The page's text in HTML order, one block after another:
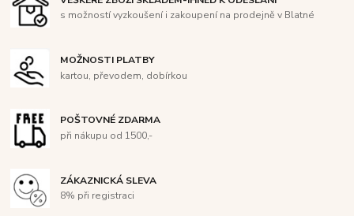
s možností vyzkoušení i zakoupení na prodejně v Blatné
MOŽNOSTI PLATBY
kartou, převodem, dobírkou
POŠTOVNÉ ZDARMA
při nákupu od 1500,-
ZÁKAZNICKÁ SLEVA
8% při registraci